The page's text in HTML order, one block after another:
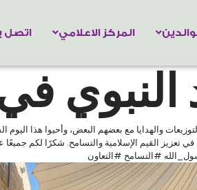
المركز الاعلامي اتصل
النبوي
والهدايا مع بعضهم البعض، وأحيوا هذا
القيم الإسلامية والتسامح. شكرًا لكم جميعًا
#التسامح #التعاون